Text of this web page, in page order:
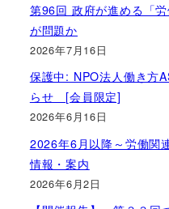
第96回 政府が進める「
が問題か
2026年7月16日
保護中: NPO法人働き方
らせ [会員限定]
2026年6月16日
2026年6月以降～労働関
情報・案内
2026年6月2日